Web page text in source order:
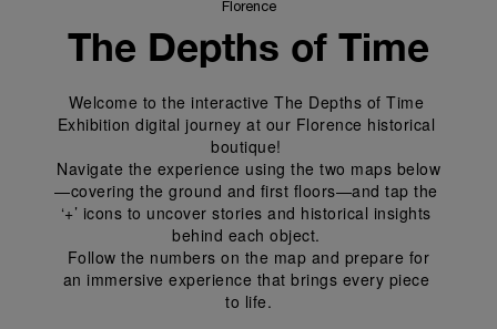
Florence
The Depths of Time
Welcome to the interactive The Depths of Time
Exhibition digital journey at our Florence historical
boutique!
Navigate the experience using the two maps below
—covering the ground and first floors—and tap the
‘+’ icons to uncover stories and historical insights
behind each object.
an immersive experience that brings every piece
to life.